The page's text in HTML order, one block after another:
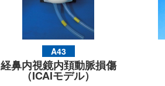
A43
経鼻内視鏡内頚動脈損傷
（ICAIモデル）